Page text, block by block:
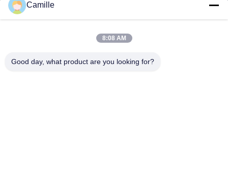
Produkte
Qualitätskontrolle
Camille
8:08 AM
Good day, what product are you looking for?